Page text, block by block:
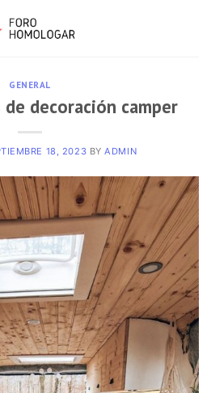
GENERAL
decoración camper
18, 2023 BYADMIN